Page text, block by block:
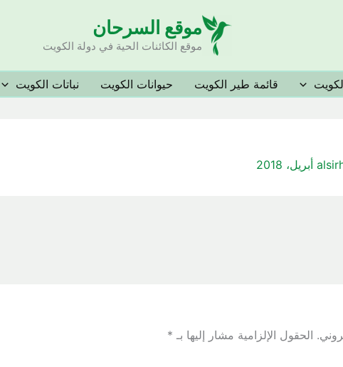
موقع السرحان
موقع الكائنات الحية في دولة الكويت
قائمة طير الكويت حيوانات الكويت نباتات الكويت
الحقول الإلزامية مشار إليها بـ *